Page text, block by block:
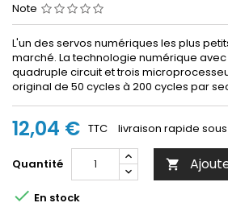
Note
L'un des servos numériques les plus
marché. La technologie numérique
quadruple circuit et trois
original de 50 cycles à 200 cycles par
12,04 € TTC livraison rapide
Quantité 
 En stock